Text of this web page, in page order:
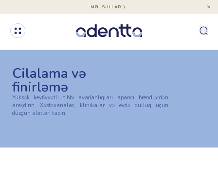
MƏHSULLAR
Cilalama və
finirləmə
Yüksək keyfiyyətli tibbi avadanlıqları aparıcı brendlərdən
araşdırın. Xəstəxanalar, klinikalar və evdə qulluq üçün
düzgün alətləri tapın.